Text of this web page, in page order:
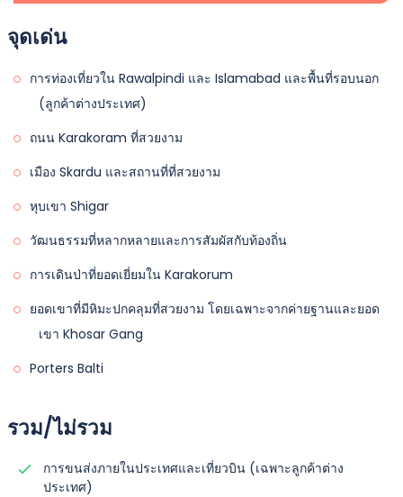
งานของเราจะตั้งเต็นท์และผู้เข้าร่วมจะได้รับชาร้อนพร้อม
ของเราและตั้งแคมป์ค้างคืนในสถานที่ตั้งแคมป์ที่มีบริการครบ
ครัน
มื้ออาหาร:รวมอาหารเช้า อาหารกลางวัน และอาหารเย็น
สำหรับการปีนเขาในตอนเช้า
มื้ออาหาร: รวมอาหารเช้า, อาหารกลางวัน, และอาหาร
เย็น,
มื้ออาหาร:
เย็น.
ที่มีเที่ยวบิน)
ที่พัก:ห้องพักในโรงแรมแบบแชร์สองคน
มื้ออาหาร:รวมอาหารเช้า, อาหารกลางวัน, และอาหาร
เย็น
สถานที่: | ความสูง: 5.40 ม.
เราจะพาลูกค้าไปยัง Islamabad International Airport เพื่อ
กล่าวคำอำลา
จุดเด่น
การท่องเที่ยวใน Rawalpindi และ Islamabad และพื้นที่รอบนอก
(ลูกค้าต่างประเทศ)
ถนน Karakoram ที่สวยงาม
เมือง Skardu และสถานที่ที่สวยงาม
หุบเขา Shigar
วัฒนธรรมที่หลากหลายและการสัมผัสกับท้องถิ่น
การเดินป่าที่ยอดเยี่ยมใน Karakorum
ยอดเขาที่มีหิมะปกคลุมที่สวยงาม โดยเฉพาะจากค่ายฐานและยอด
เขา Khosar Gang
Porters Balti
รวม/ไม่รวม
การขนส่งภายในประเทศและเที่ยวบิน (เฉพาะลูกค้าต่าง
ประเทศ)